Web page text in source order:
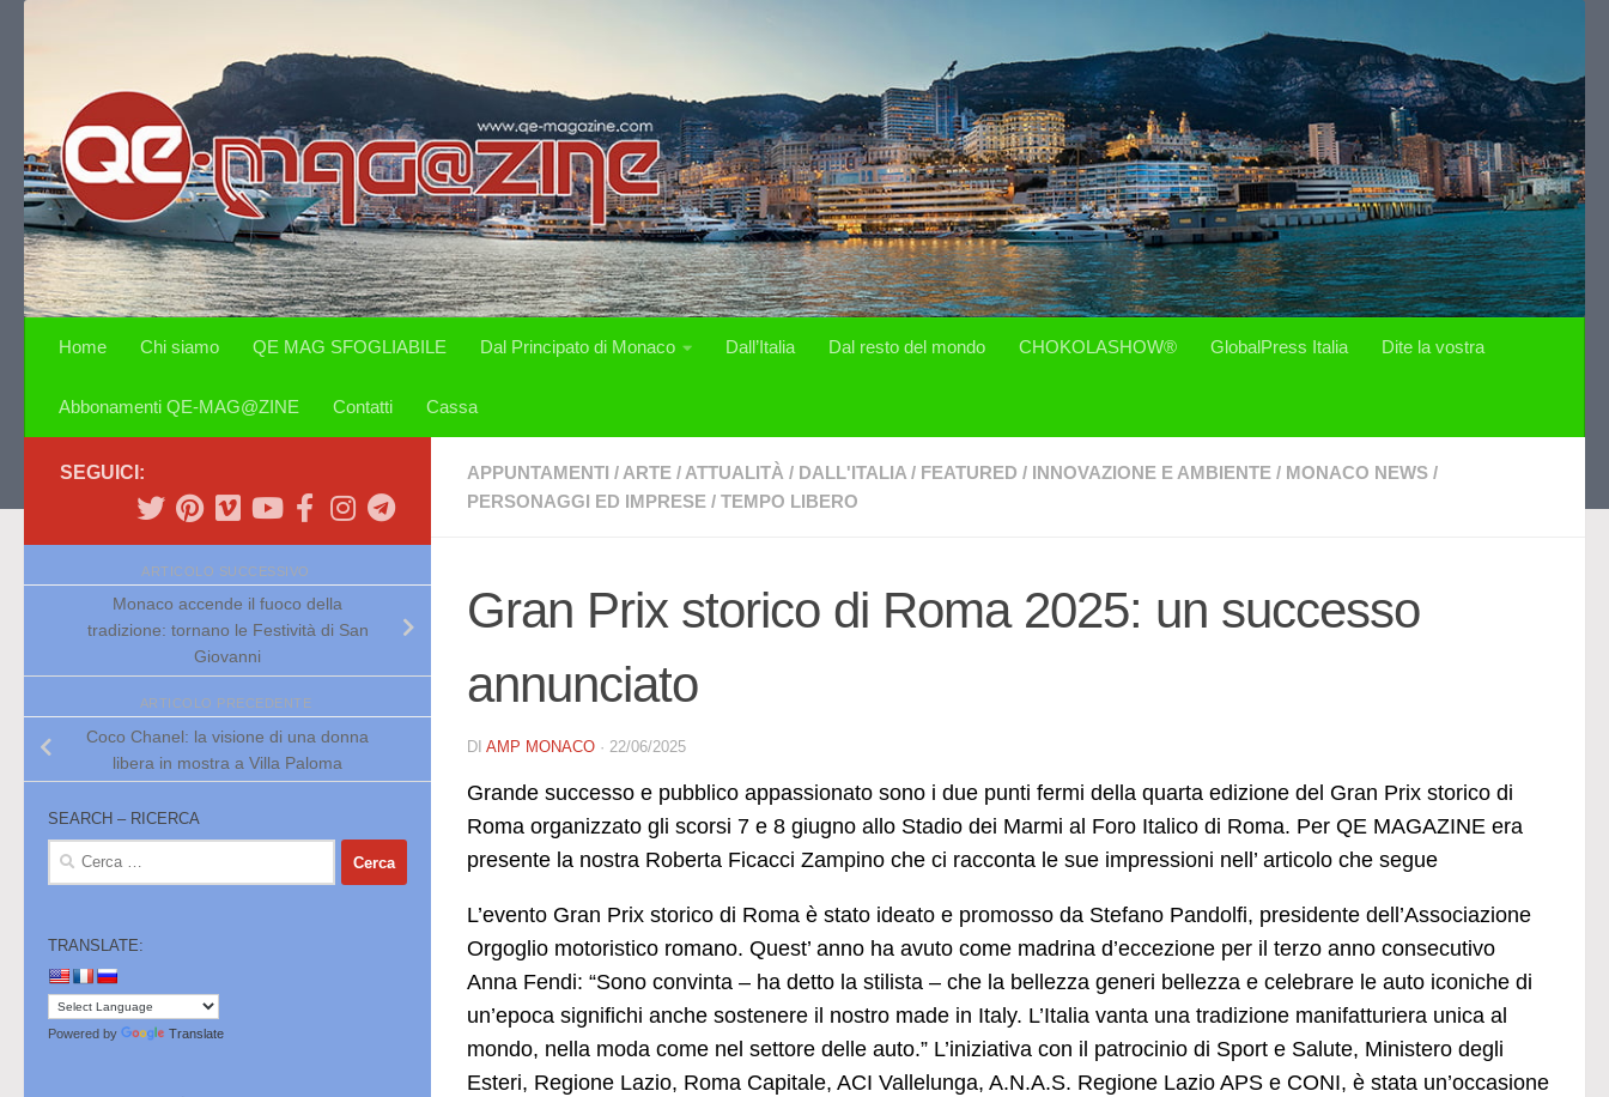
Home Chi siamo QE MAG SFOGLIABILE Dal Principato di Monaco Dall’Italia Dal resto del mondo CHOKOLASHOW® GlobalPress Italia Dite la vostra
Abbonamenti QE-MAG@ZINE Contatti Cassa
APPUNTAMENTI / ARTE / ATTUALITÀ / DALL'ITALIA / FEATURED / INNOVAZIONE E AMBIENTE / MONACO NEWS /
PERSONAGGI ED IMPRESE / TEMPO LIBERO
Gran Prix storico di Roma 2025: un successo
annunciato
DI AMP MONACO · 22/06/2025
Grande successo e pubblico appassionato sono i due punti fermi della quarta edizione del Gran Prix storico di
Roma organizzato gli scorsi 7 e 8 giugno allo Stadio dei Marmi al Foro Italico di Roma. Per QE MAGAZINE era
presente la nostra Roberta Ficacci Zampino che ci racconta le sue impressioni nell’ articolo che segue
L’evento Gran Prix storico di Roma è stato ideato e promosso da Stefano Pandolfi, presidente dell’Associazione
Orgoglio motoristico romano. Quest’ anno ha avuto come madrina d’eccezione per il terzo anno consecutivo
Anna Fendi: “Sono convinta – ha detto la stilista – che la bellezza generi bellezza e celebrare le auto iconiche di
un’epoca significhi anche sostenere il nostro made in Italy. L’Italia vanta una tradizione manifatturiera unica al
mondo, nella moda come nel settore delle auto.” L’iniziativa con il patrocinio di Sport e Salute, Ministero degli
Esteri, Regione Lazio, Roma Capitale, ACI Vallelunga, A.N.A.S. Regione Lazio APS e CONI, è stata un’occasione
SEGUICI:
ARTICOLO SUCCESSIVO
Monaco accende il fuoco della
tradizione: tornano le Festività di San
Giovanni
ARTICOLO PRECEDENTE
Coco Chanel: la visione di una donna
libera in mostra a Villa Paloma
SEARCH – RICERCA
Ricerca
TRANSLATE:
Powered by Translate